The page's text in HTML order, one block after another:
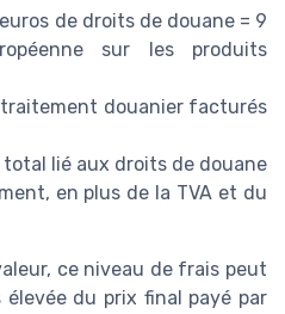
de droits de douane = 9
sur les produits
douanier facturés
total lié aux droits de douane
en plus de la TVA et du
ce niveau de frais peut
du prix final payé par